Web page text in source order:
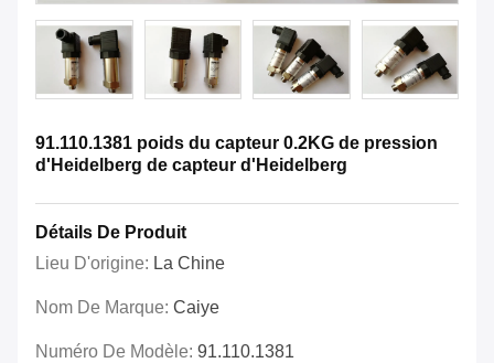
91.110.1381 poids du capteur 0.2KG de pression
d'Heidelberg de capteur d'Heidelberg
Détails De Produit
Lieu D'origine: La Chine
Nom De Marque: Caiye
Numéro De Modèle: 91.110.1381